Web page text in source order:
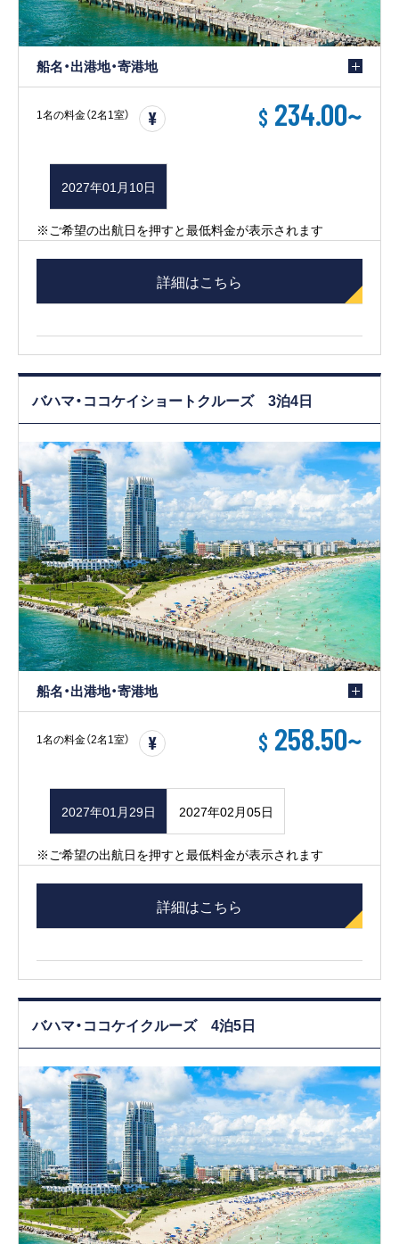
船名・出港地・寄港地
1名の料金（2名1室） $ 234.00~
2027年01月10日
※ご希望の出航日を押すと最低料金が表示されます
詳細はこちら
バハマ・ココケイショートクルーズ 3泊4日
船名・出港地・寄港地
1名の料金（2名1室） $ 258.50~
2027年01月29日 2027年02月05日
※ご希望の出航日を押すと最低料金が表示されます
詳細はこちら
バハマ・ココケイクルーズ 4泊5日